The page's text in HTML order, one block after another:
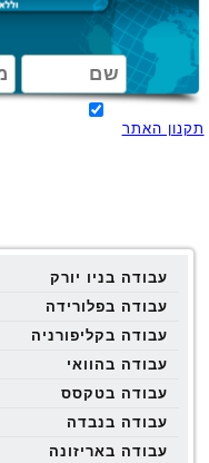
תקנון האתר
עבודה בניו יורק
עבודה בפלורידה
עבודה בקליפורניה
עבודה בהוואי
עבודה בטקסס
עבודה בנבדה
עבודה באריזונה